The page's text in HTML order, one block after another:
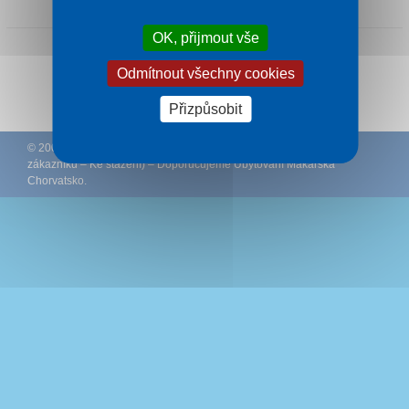
Sledujte CK Rywal na Facebooku
© 2002 – 2026 CK Rywal – (
zákazníků–Ke stažení) – DoporučujemeUbytování Makarská
Chorvatsko.
OK, přijmout vše
Odmítnout všechny cookies
Přizpůsobit